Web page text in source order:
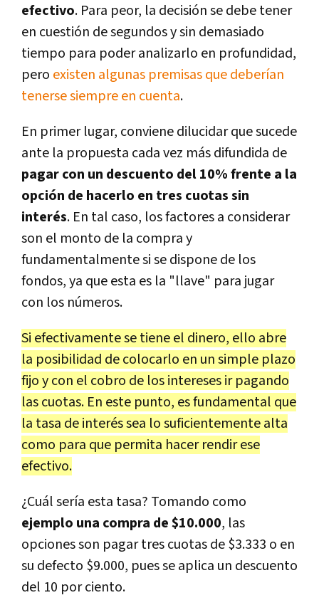
efectivo. Para peor, la decisión se debe tener
en cuestión de segundos y sin demasiado
tiempo para poder analizarlo en profundidad,
pero existen algunas premisas que deberían
tenerse siempre en cuenta.
En primer lugar, conviene dilucidar que sucede
ante la propuesta cada vez más difundida de
pagar con un descuento del 10% frente a la
opción de hacerlo en tres cuotas sin
interés. En tal caso, los factores a considerar
son el monto de la compra y
fundamentalmente si se dispone de los
fondos, ya que esta es la "llave" para jugar
con los números.
Si efectivamente se tiene el dinero, ello abre
la posibilidad de colocarlo en un simple plazo
fijo y con el cobro de los intereses ir pagando
las cuotas. En este punto, es fundamental que
la tasa de interés sea lo suficientemente alta
como para que permita hacer rendir ese
efectivo.
¿Cuál sería esta tasa? Tomando como
ejemplo una compra de $10.000, las
opciones son pagar tres cuotas de $3.333 o en
su defecto $9.000, pues se aplica un descuento
del 10 por ciento.